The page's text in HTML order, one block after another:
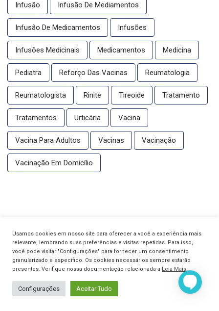
Infusão Infusão De Mediamentos
Infusão De Medicamentos Infusões
Infusões Medicinais Medicamentos Medicina
Pediatra Reforço Das Vacinas Reumatologia
Reumatologista Rinite Tireoide Tratamento
Tratamentos Urticária Vacina
Vacina Para Adultos Vacinas Vacinação
Vacinação Em Domicílio
Usamos cookies em nosso site para oferecer a você a experiência mais
relevante, lembrando suas preferências e visitas repetidas. Para isso,
você pode visitar "Configurações" para fornecer um consentimento
granularizado e específico. Os cookies necessários sempre estarão
presentes. Verifique nossa documentação relacionada a Leia Mais.
Configurações Aceitar Tudo